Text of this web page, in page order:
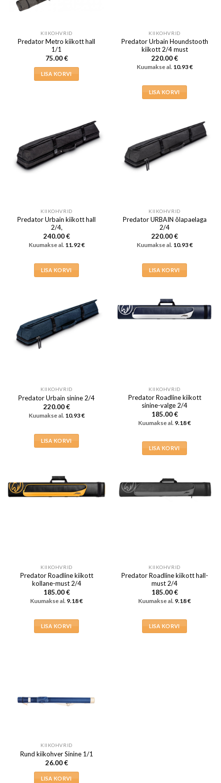
KIIKOHVRID
Predator Metro kiikott hall
1/1
75.00€
LISA KORVI
KIIKOHVRID
Predator Urbain Houndstooth
kiikott 2/4 must
220.00€
Kuumakse al. 10.93€
LISA KORVI
KIIKOHVRID
Predator Urbain kiikott hall
2/4,
240.00€
Kuumakse al. 11.92€
LISA KORVI
KIIKOHVRID
Predator URBAIN õlapaelaga
2/4
220.00€
Kuumakse al. 10.93€
LISA KORVI
KIIKOHVRID
Predator Urbain sinine 2/4
220.00€
Kuumakse al. 10.93€
LISA KORVI
KIIKOHVRID
Predator Roadline kiikott
sinine-valge 2/4
185.00€
Kuumakse al. 9.18€
LISA KORVI
KIIKOHVRID
Predator Roadline kiikott
kollane-must 2/4
185.00€
Kuumakse al. 9.18€
LISA KORVI
KIIKOHVRID
Predator Roadline kiikott hall-
must 2/4
185.00€
Kuumakse al. 9.18€
LISA KORVI
KIIKOHVRID
Rund kiikohver Sinine 1/1
26.00€
LISA KORVI